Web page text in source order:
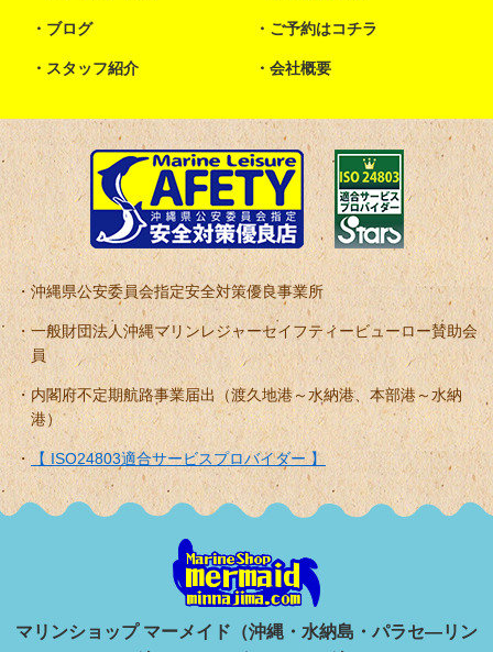
ブログ ご予約はコチラ
スタッフ紹介 会社概要
沖縄県公安委員会指定安全対策優良事業所
一般財団法人沖縄マリンレジャーセイフティービューロー賛助会
員
内閣府不定期航路事業届出（渡久地港～水納港、本部港～水納
港）
【 ISO24803適合サービスプロバイダー 】
マリンショップ マーメイド（沖縄・水納島・パラセ―リン